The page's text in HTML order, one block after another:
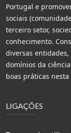
Portugal e
sociais
terceiro setor,
conhecimento.
diversas
domínios da
boas práticas nesta
LIGAÇÕES